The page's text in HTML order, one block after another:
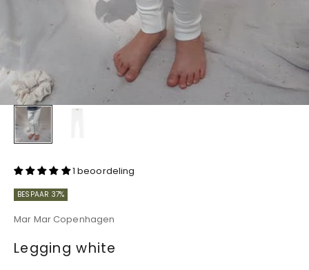
1 beoordeling
BESPAAR 37%
Mar Mar Copenhagen
Legging white